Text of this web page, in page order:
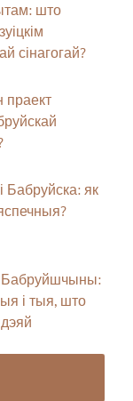
што
сінагогай?
праект
Бабруйска: як
Бабруйшчыны:
і тыя, што